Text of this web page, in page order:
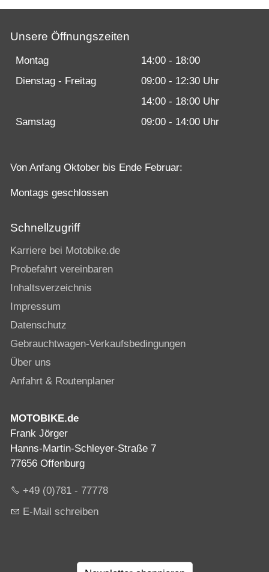
Unsere Öffnungszeiten
Montag
14:00 - 18:00
Dienstag - Freitag
09:00 - 12:30 Uhr
14:00 - 18:00 Uhr
Samstag
09:00 - 14:00 Uhr
Von Anfang Oktober bis Ende Februar:
Montags geschlossen
Schnellzugriff
Karriere bei Motobike.de
Probefahrt vereinbaren
Inhaltsverzeichnis
Impressum
Datenschutz
Gebrauchtwagen-Verkaufsbedingungen
Über uns
Anfahrt & Routenplaner
MOTOBIKE.de
Frank Jörger
Hanns-Martin-Schleyer-Straße 7
77656 Offenburg
+49 (0)781 - 77778
E-Mail schreiben